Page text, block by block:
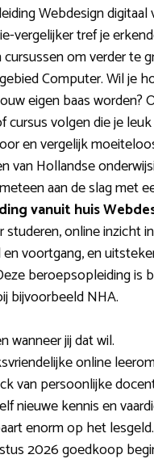
Webdesign digitaal
vergelijker tref je
om verder te
Computer. Wil je
eigen baas worden?
cursus volgen die je
en vergelijk
van Hollandse
aan de slag met
vanuit huis
studeren, online inzicht
voortgang, en
beroepsopleiding is
bijvoorbeeld NHA.
wanneer jij dat wil.
online
van persoonlijke
nieuwe kennis en
enorm op het lesgeld.
2026 goedkoop